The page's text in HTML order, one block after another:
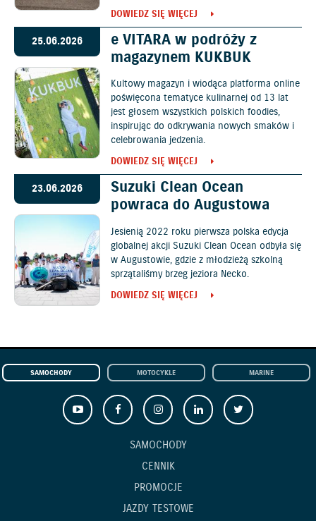
DOWIEDZ SIĘ WIĘCEJ
25.06.2026
e VITARA w podróży z
magazynem KUKBUK
Kultowy magazyn i wiodąca platforma online
poświęcona tematyce kulinarnej od 13 lat
jest głosem wszystkich polskich foodies,
inspirując do odkrywania nowych smaków i
celebrowania jedzenia.
DOWIEDZ SIĘ WIĘCEJ
23.06.2026
Suzuki Clean Ocean
powraca do Augustowa
Jesienią 2022 roku pierwsza polska edycja
globalnej akcji Suzuki Clean Ocean odbyła się
w Augustowie, gdzie z młodzieżą szkolną
sprzątaliśmy brzeg jeziora Necko.
DOWIEDZ SIĘ WIĘCEJ
SAMOCHODY MOTOCYKLE MARINE
SAMOCHODY
CENNIK
PROMOCJE
JAZDY TESTOWE